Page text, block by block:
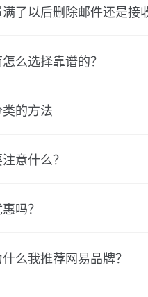
了以后删除邮件还是接
么选择靠谱的？
的方法
意什么？
吗？
么我推荐网易品牌？